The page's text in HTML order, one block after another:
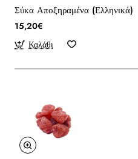
Σύκα Αποξηραμένα (Ελληνικά)
15,20€
Καλάθι